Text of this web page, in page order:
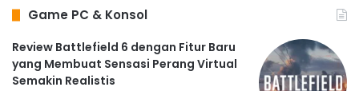
Game PC & Konsol
Review Battlefield 6 dengan Fitur Baru
yang Membuat Sensasi Perang Virtual
Semakin Realistis